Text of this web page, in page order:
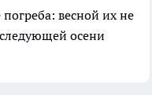
весной их не
следующей осени